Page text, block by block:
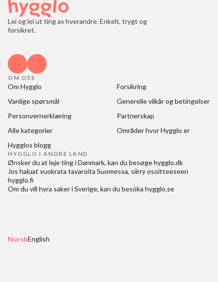
Lei og lei ut ting av hverandre. Enkelt, trygt og
forsikret.
OM OSS
Om Hygglo
Forsikring
Vanlige spørsmål
Generelle vilkår og betingelser
Personvernerklæring
Partnerskap
Alle kategorier
Områder hvor Hygglo er
Hygglos blogg
HYGGLO I ANDRE LAND
Ønsker du at leje ting i Danmark, kan du besøgehygglo.dk
Jos haluat vuokrata tavaroita Suomessa, siirry osoitteeseen
hygglo.fi
Om du vill hyra saker i Sverige, kan du besöka hygglo.se
NorskEnglish